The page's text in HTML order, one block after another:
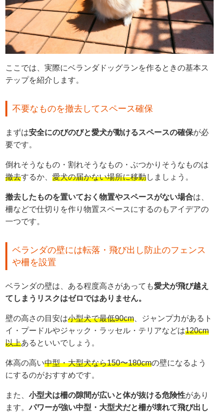
ここでは、実際にベランダドッグランを作るときの基本ス
テップを紹介します。
不要なものを撤去してスペース確保
まずは安全にのびのびと愛犬が動けるスペースの確保が必
要です。
倒れそうなもの・割れそうなもの・ぶつかりそうなものは
撤去するか、愛犬の届かない場所に移動しましょう。
撤去したものを置いておく物置やスペースがない場合は、
柵などで仕切りを作り物置スペースにするのもアイデアの
一つです。
ベランダの壁には転落・飛び出し防止のフェンス
や柵を設置
ベランダの壁は、ある程度高さがあっても愛犬が飛び越え
てしまうリスクはゼロではありません。
壁の高さの目安は小型犬で最低90cm 、ジャンプ力があるト
イ・プードルやジャック・ラッセル・テリアなどは120cm
以上あるといいでしょう。
体高の高い中型・大型犬なら150〜180cmの壁になるよう
にするのがおすすめです。
また、小型犬は柵の隙間が広いと体が抜ける危険性があり
ます。パワーが強い中型・大型犬だと柵が壊れて飛び出し